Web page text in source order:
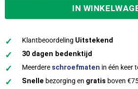
IN
✓ Klantbeoordeling Uitstekend
✓ 30 dagen bedenktijd
✓ Meerdere schroefmaten in één keer
✓ Snelle bezorging en gratis boven